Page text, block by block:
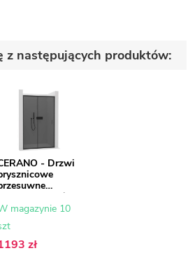
z następujących produktów:
- Drzwi
Varone LINE L/R -
mm - matowa
-
cm
magazynie 10
zł